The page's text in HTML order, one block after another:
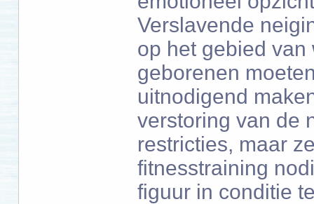
Verslavende
op het gebied
geborenen
uitnodigend
verstoring van de
restricties, maar
fitnesstraining
figuur in conditie